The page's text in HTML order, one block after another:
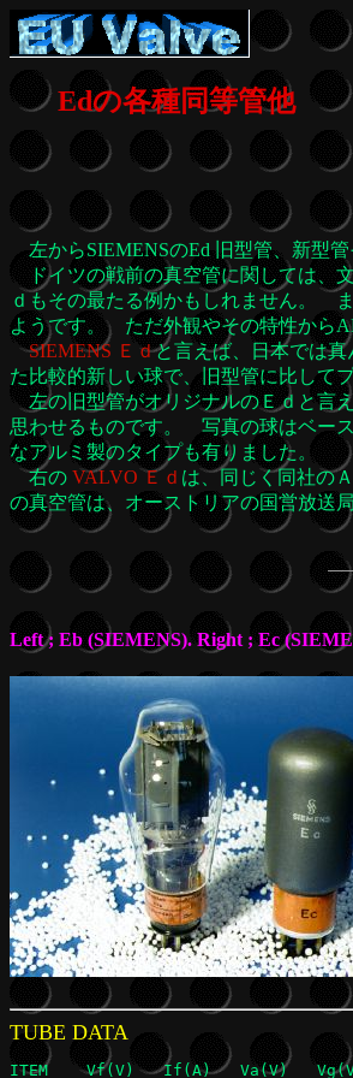
Edの各種同等管他
左からSIEMENSのEd 旧型管、新型管
ドイツの戦前の真空管に関しては、
ｄもその最たる例かもしれません。
ようです。 ただ外観やその特性から
SIEMENS Ｅｄと言えば、日本では
た比較的新しい球で、旧型管に比して
左の旧型管がオリジナルのＥｄと言
思わせるものです。 写真の球はベー
なアルミ製のタイプも有りました。
右の VALVO Ｅｄ は、同じく同社の
の真空管は、オーストリアの国営
Left ; Eb (SIEMENS). Right ; Ec
TUBE DATA
ITEM	Vf(V)	If(A)	Va(V)	Vg(V)	Ia(mA)	Ri(ohm)	Gm(mA/V	u	Ra(ohm)	Po(W)	Pa(W)